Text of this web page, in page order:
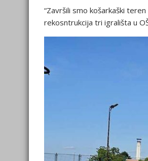
“Završili smo košarkaški
rekosntrukcija tri igrališta u